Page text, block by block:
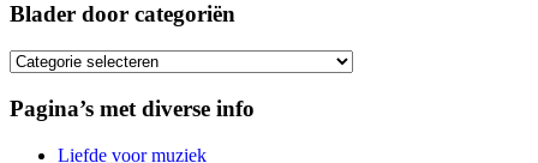
Blader door categoriën
Blader
categoriën
Pagina’s met diverse info
Liefde voor muziek